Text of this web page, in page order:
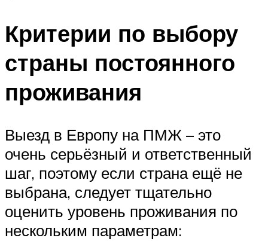
Критерии по выбору
страны постоянного
проживания
Выезд в Европу на ПМЖ – это
очень серьёзный и ответственный
шаг, поэтому если страна ещё не
выбрана, следует тщательно
оценить уровень проживания по
нескольким параметрам: